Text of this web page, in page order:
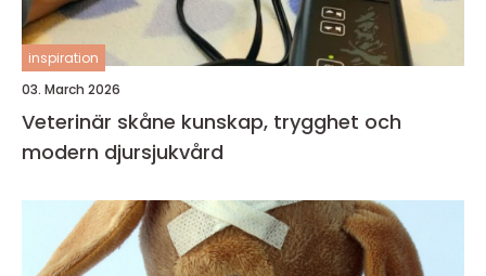
inspiration
03. March 2026
Veterinär skåne kunskap, trygghet och
modern djursjukvård